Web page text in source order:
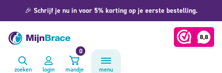
🎉 Schrijf je nu in voor 5% korting op je eerste bestelling.
zoeken login mandje
0
menu